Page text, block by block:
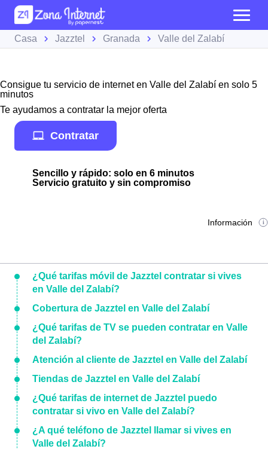
Casa Jazztel Granada Valle del Zalabí
Consigue tu servicio de internet en Valle del Zalabí en solo 5
minutos
Te ayudamos a contratar la mejor oferta
Contratar
Sencillo y rápido: solo en 6 minutos
Servicio gratuito y sin compromiso
Información
¿Qué tarifas móvil de Jazztel contratar si vives
en Valle del Zalabí?
Cobertura de Jazztel en Valle del Zalabí
¿Qué tarifas de TV se pueden contratar en Valle
del Zalabí?
Atención al cliente de Jazztel en Valle del Zalabí
Tiendas de Jazztel en Valle del Zalabí
¿Qué tarifas de internet de Jazztel puedo
contratar si vivo en Valle del Zalabí?
¿A qué teléfono de Jazztel llamar si vives en
Valle del Zalabí?